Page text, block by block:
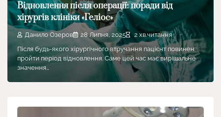
Відновлення після операції: поради від
хірургів клініки «Геліос»
Данило Озеров 28 Липня, 2025
2 хв.читання
Після будь-якого хірургічного втручання пацієнт повинен
пройти період відновлення. Саме цей час має вирішальне
значення…